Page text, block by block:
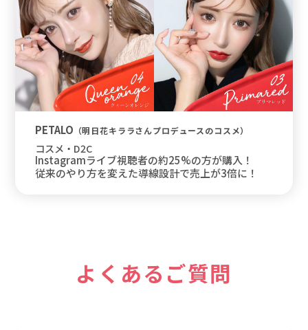
PETALO （明日花キララさんプロデュースのコスメ）
コスメ・D2C
Instagramライブ視聴者の約25%の方が購入！
従来のやり方を変えた導線設計で売上が3倍に！
よくあるご質問